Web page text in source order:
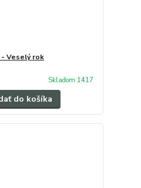
Veselý rok
Skladom 1417
do košíka